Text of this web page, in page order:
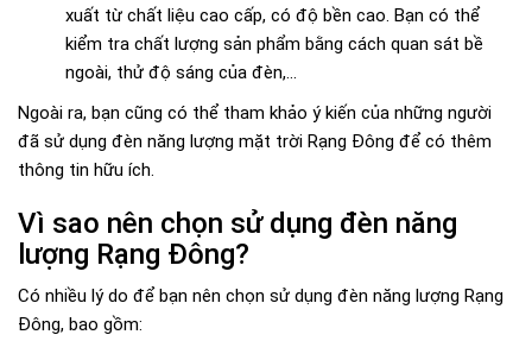
xuất từ chất liệu cao cấp, có độ bền cao. Bạn có thể
kiểm tra chất lượng sản phẩm bằng cách quan sát bề
ngoài, thử độ sáng của đèn,...
Ngoài ra, bạn cũng có thể tham khảo ý kiến của những người
đã sử dụng đèn năng lượng mặt trời Rạng Đông để có thêm
thông tin hữu ích.
Vì sao nên chọn sử dụng đèn năng
lượng Rạng Đông?
Có nhiều lý do để bạn nên chọn sử dụng đèn năng lượng Rạng
Đông, bao gồm: